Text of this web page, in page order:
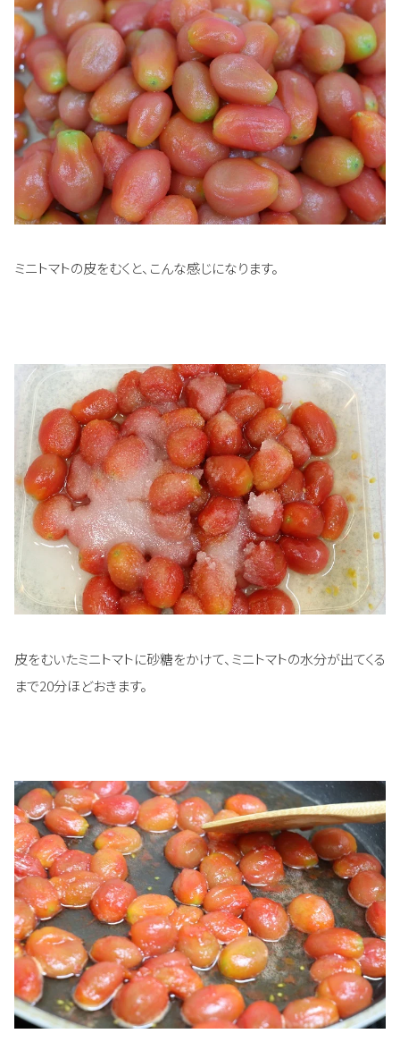
ミニトマトの皮をむくと、こんな感じになります。
皮をむいたミニトマトに砂糖をかけて、ミニトマトの水分が出てくる
まで20分ほどおきます。